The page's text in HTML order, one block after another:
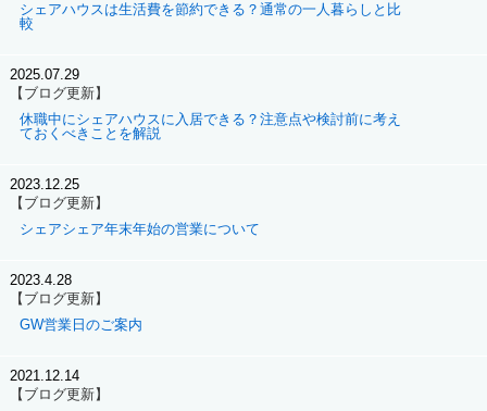
シェアハウスは生活費を節約できる？通常の一人暮らしと比
較
2025.07.29
【ブログ更新】
休職中にシェアハウスに入居できる？注意点や検討前に考え
ておくべきことを解説
2023.12.25
【ブログ更新】
シェアシェア年末年始の営業について
2023.4.28
【ブログ更新】
GW営業日のご案内
2021.12.14
【ブログ更新】